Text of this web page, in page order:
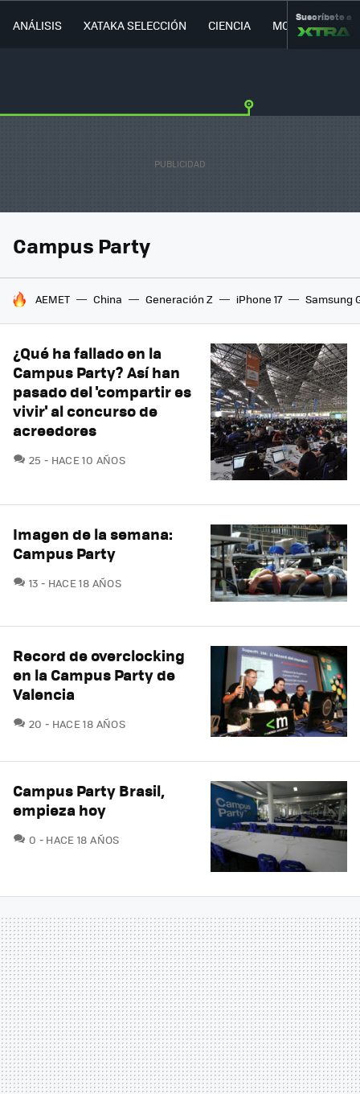
ANÁLISIS XATAKA SELECCIÓN CIENCIA MOVILIDAD
Suscríbete a
Campus Party
HOY SE HABLA DE
AEMET China Generación Z iPhone 17 Samsung
¿Qué ha fallado en la
Campus Party? Así han
pasado del 'compartir es
vivir' al concurso de
acreedores
25 COMENTARIOS
HACE 10 AÑOS
Imagen de la semana:
Campus Party
13 COMENTARIOS
HACE 18 AÑOS
Record de overclocking
en la Campus Party de
Valencia
20 COMENTARIOS
HACE 18 AÑOS
Campus Party Brasil,
empieza hoy
0 COMENTARIOS
HACE 18 AÑOS